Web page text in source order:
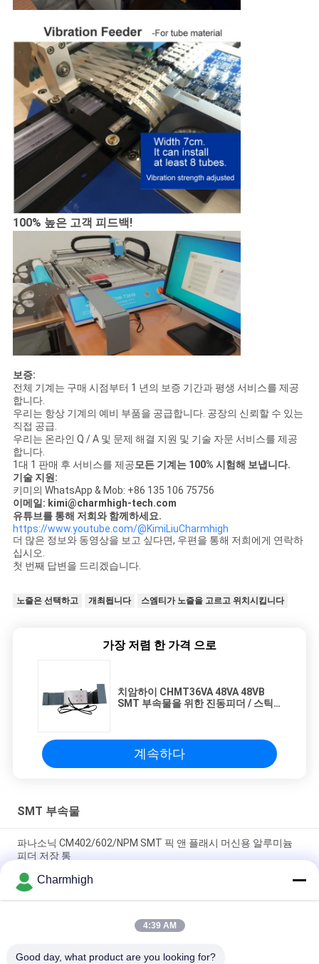
100% 높은 고객 피드백!
보증:
전체 기계는 구매 시점부터 1 년의 보증 기간과 평생 서비스를 제공
합니다.
우리는 항상 기계의 예비 부품을 공급합니다. 공장의 신뢰할 수 있는
직접 공급.
우리는 온라인 Q / A 및 문제 해결 지원 및 기술 자문 서비스를 제공
합니다.
1대 1 판매 후 서비스를 제공모든 기계는 100% 시험해 보냅니다.
기술 지원:
키미의 WhatsApp & Mob: +86 135 106 75756
이메일: kimi@charmhigh-tech.com
유튜브를 통해 저희와 함께하세요.
https://www.youtube.com/@KimiLiuCharmhigh
더 많은 정보와 동영상을 보고 싶다면, 우편을 통해 저희에게 연락하
십시오.
첫 번째 답변을 드리겠습니다.
노즐은 선택하고 개최됩니다 스엠티가 노즐을 고르고 위치시킵니다
가장 저렴 한 가격 으로
치암하이 CHMT36VA 48VA 48VB
SMT 부속물을 위한 진동피더 / 스틱
계속하다
SMT 부속물
파나소닉 CM402/602/NPM SMT 픽 앤 플래시 머신용 알루미늄
피더 저장 통
자동 SMT 릴 테이프 커터 CHM-780, SMT 픽 앤 플래시 머신용 핸
드 프리 테이프 절단 기계
치암하이 CHMT36VA 48VA 48VB SMT 부속물을 위한 진동피더 /
Charmhigh
4:39 AM
Good day, what product are you looking for?